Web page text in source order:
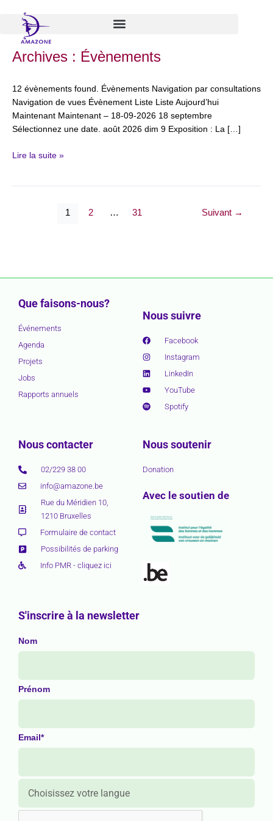
contenu
Archives : Évènements
12 évènements found. Évènements Navigation par consultations
Navigation de vues Évènement Liste Liste Aujourd’hui
Maintenant Maintenant – 18-09-2026 18 septembre
Sélectionnez une date. août 2026 dim 9 Exposition : La […]
AWSA-
ses
20
ans
!
Lire la suite »
1 2 … 31 Suivant →
Que faisons-nous?
Événements
Agenda
Projets
Jobs
Rapports annuels
Nous suivre
Facebook
Instagram
LinkedIn
YouTube
Spotify
Nous contacter
02/229 38 00
info@amazone.be
Rue du Méridien 10,
1210 Bruxelles
Formulaire de contact
Possibilités de parking
Info PMR - cliquez ici
Nous soutenir
Donation
Avec le soutien de
S'inscrire à la newsletter
Nom
Prénom
Email*